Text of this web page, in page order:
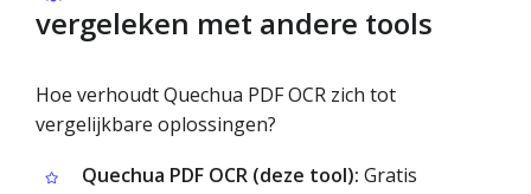
vergeleken met andere tools
Hoe verhoudt Quechua PDF OCR zich tot
vergelijkbare oplossingen?
Quechua PDF OCR (deze tool): Gratis